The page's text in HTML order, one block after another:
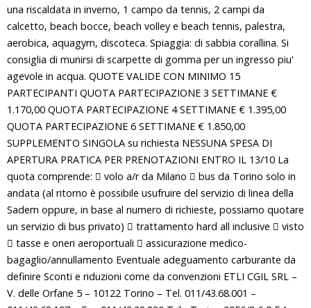
una riscaldata in inverno, 1 campo da tennis, 2 campi da
calcetto, beach bocce, beach volley e beach tennis, palestra,
aerobica, aquagym, discoteca. Spiaggia: di sabbia corallina. Si
consiglia di munirsi di scarpette di gomma per un ingresso piu'
agevole in acqua. QUOTE VALIDE CON MINIMO 15
PARTECIPANTI QUOTA PARTECIPAZIONE 3 SETTIMANE €
1.170,00 QUOTA PARTECIPAZIONE 4 SETTIMANE € 1.395,00
QUOTA PARTECIPAZIONE 6 SETTIMANE € 1.850,00
SUPPLEMENTO SINGOLA su richiesta NESSUNA SPESA DI
APERTURA PRATICA PER PRENOTAZIONI ENTRO IL 13/10 La
quota comprende:  volo a/r da Milano  bus da Torino solo in
andata (al ritorno è possibile usufruire del servizio di linea della
Sadem oppure, in base al numero di richieste, possiamo quotare
un servizio di bus privato)  trattamento hard all inclusive  visto
 tasse e oneri aeroportuali  assicurazione medico-
bagaglio/annullamento Eventuale adeguamento carburante da
definire Sconti e riduzioni come da convenzioni ETLI CGIL SRL –
V. delle Orfane 5 – 10122 Torino – Tel. 011/43.68.001 –